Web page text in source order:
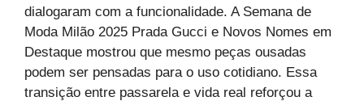
dialogaram com a funcionalidade. A Semana de
Moda Milão 2025 Prada Gucci e Novos Nomes em
Destaque mostrou que mesmo peças ousadas
podem ser pensadas para o uso cotidiano. Essa
transição entre passarela e vida real reforçou a